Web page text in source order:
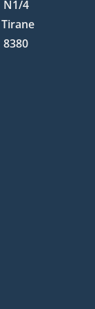
N1/4
Tirane
8380